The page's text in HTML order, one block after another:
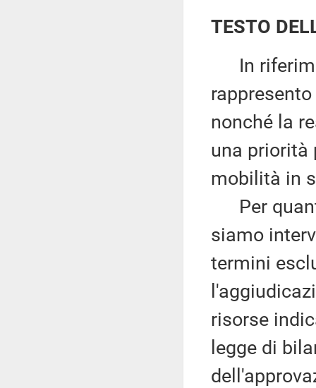
TESTO
In
nonché la
una priorità
mobilità in
Per
siamo
termini
risorse
legge di